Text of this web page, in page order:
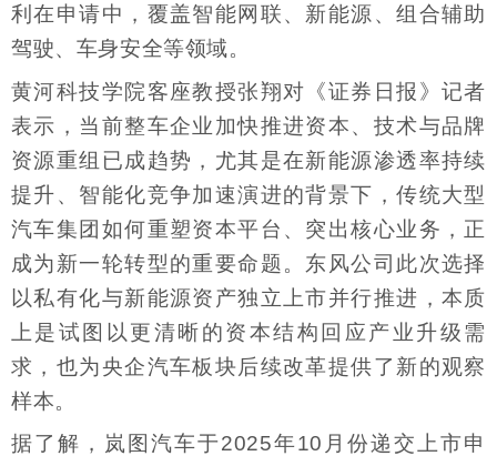
利在申请中，覆盖智能网联、新能源、组合辅助
驾驶、车身安全等领域。
黄河科技学院客座教授张翔对《证券日报》记者
表示，当前整车企业加快推进资本、技术与品牌
资源重组已成趋势，尤其是在新能源渗透率持续
提升、智能化竞争加速演进的背景下，传统大型
汽车集团如何重塑资本平台、突出核心业务，正
成为新一轮转型的重要命题。东风公司此次选择
以私有化与新能源资产独立上市并行推进，本质
上是试图以更清晰的资本结构回应产业升级需
求，也为央企汽车板块后续改革提供了新的观察
样本。
据了解，岚图汽车于2025年10月份递交上市申